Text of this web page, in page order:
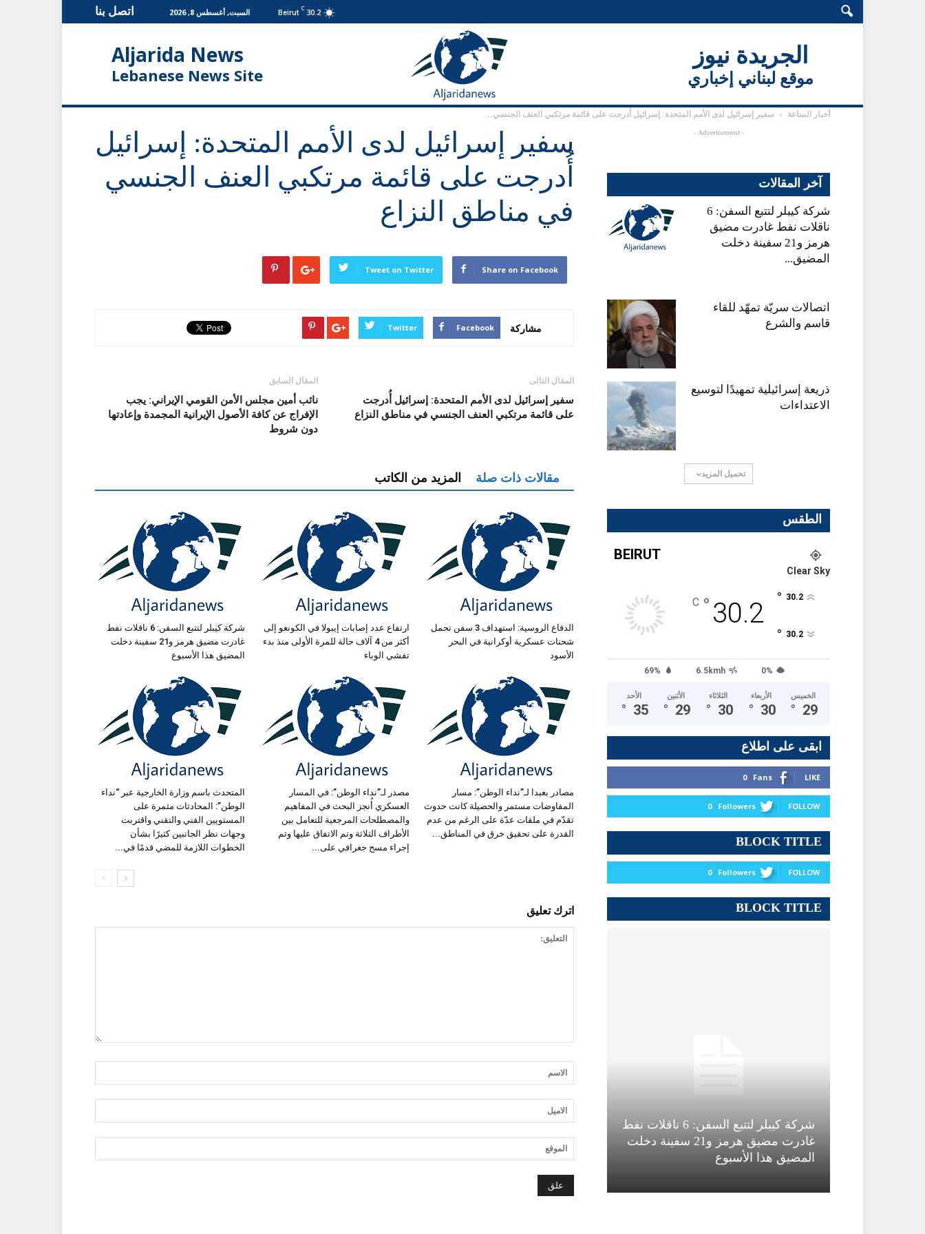
30.2
C
Beirut السبت, أغسطس 8, 2026 اتصل بنا
Aljarida News
Lebanese News Site
الجريدة نيوز
موقع لبناني إخباري
أخبار الساعة سفير إسرائيل لدى الأمم المتحدة: إسرائيل أُدرجت على قائمة مرتكبي العنف الجنسي...
سفير إسرائيل لدى الأمم المتحدة: إسرائيل
أُدرجت على قائمة مرتكبي العنف الجنسي
في مناطق النزاع
Share on Facebook
Tweet on Twitter
مشاركة Facebook
Twitter
المقال السابق
نائب أمين مجلس الأمن القومي الإيراني: يجب
الإفراج عن كافة الأصول الإيرانية المجمدة وإعادتها
دون شروط
المقال التالى
سفير إسرائيل لدى الأمم المتحدة: إسرائيل أُدرجت
على قائمة مرتكبي العنف الجنسي في مناطق النزاع
مقالات ذات صلة المزيد من الكاتب
شركة كيبلر لتتبع السفن: 6 ناقلات نفط
غادرت مضيق هرمز و21 سفينة دخلت
المضيق هذا الأسبوع
ارتفاع عدد إصابات إيبولا في الكونغو إلى
أكثر من 4 آلاف حالة للمرة الأولى منذ بدء
تفشي الوباء
الدفاع الروسية: استهداف 3 سفن تحمل
شحنات عسكرية أوكرانية في البحر
الأسود
المتحدث باسم وزارة الخارجية عبر “نداء
الوطن”: المحادثات مثمرة على
المستويين الفني والتقني واقتربت
وجهات نظر الجانبين كثيرًا بشأن
الخطوات اللازمة للمضي قدمًا في...
مصدر لـ”نداء الوطن”: في المسار
العسكري أُنجز البحث في المفاهيم
والمصطلحات المرجعية للتعامل بين
الأطراف الثلاثة وتم الاتفاق عليها وتم
إجراء مسح جغرافي على...
مصادر بعبدا لـ”نداء الوطن”: مسار
المفاوضات مستمر والحصيلة كانت حدوث
تقدّم في ملفات عدّة على الرغم من عدم
القدرة على تحقيق خرق في المناطق...
اترك تعليق
- Advertisement -
آخر المقالات
شركة كيبلر لتتبع السفن: 6
ناقلات نفط غادرت مضيق
هرمز و21 سفينة دخلت
المضيق...
اتصالات سريّة تمهّد للقاء
قاسم والشرع
ذريعة إسرائيلية تمهيدًا لتوسيع
الاعتداءات
تحميل المزيد
الطقس
BEIRUT
Clear Sky
30.2
°
C 30.2
°
30.2
°
69% 6.5kmh 0%
الأحد
35
°
الأثنين
29
°
الثلاثاء
30
°
الأربعاء
30
°
الخميس
29
°
ابقى على اطلاع
0 Fans LIKE
0 Followers FOLLOW
BLOCK TITLE
0 Followers FOLLOW
BLOCK TITLE
شركة كيبلر لتتبع السفن: 6 ناقلات نفط
غادرت مضيق هرمز و21 سفينة دخلت
المضيق هذا الأسبوع